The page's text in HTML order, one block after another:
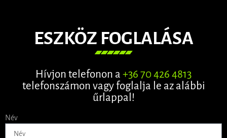
ESZKÖZ FOGLALÁSA
Hívjon telefonon a +36 70 426 4813
telefonszámon vagy foglalja le az alábbi
űrlappal!
Név